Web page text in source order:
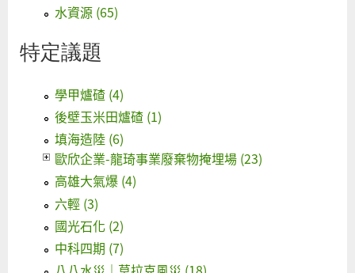
水資源 (65)
特定議題
學甲爐碴 (4)
後壁玉米田爐碴 (1)
填海造陸 (6)
歐欣企業-龍琦事業廢棄物掩埋場 (23)
高雄大氣爆 (4)
六輕 (3)
國光石化 (2)
中科四期 (7)